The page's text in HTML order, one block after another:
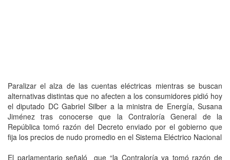
Paralizar el alza de las cuentas eléctricas mientras se buscan
alternativas distintas que no afecten a los consumidores pidió hoy
el diputado DC Gabriel Silber a la ministra de Energía, Susana
Jiménez tras conocerse que la Contraloría General de la
República tomó razón del Decreto enviado por el gobierno que
fija los precios de nudo promedio en el Sistema Eléctrico Nacional
El parlamentario señaló que “la Contraloría ya tomó razón de